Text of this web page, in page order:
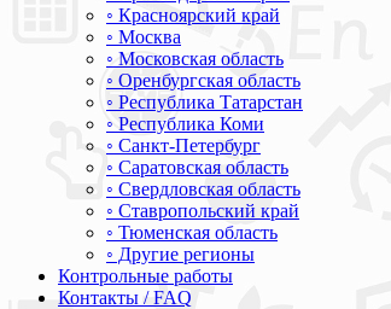
◦ Красноярский край
◦ Москва
◦ Московская область
◦ Оренбургская область
◦ Республика Татарстан
◦ Республика Коми
◦ Санкт-Петербург
◦ Саратовская область
◦ Свердловская область
◦ Ставропольский край
◦ Тюменская область
◦ Другие регионы
Контрольные работы
Контакты / FAQ